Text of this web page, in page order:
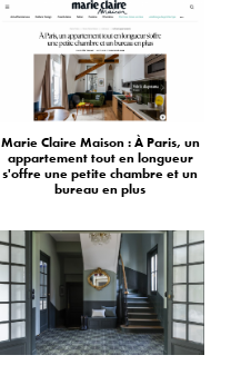
Marie Claire Maison : À Paris, un
appartement tout en longueur
s'offre une petite chambre et un
bureau en plus